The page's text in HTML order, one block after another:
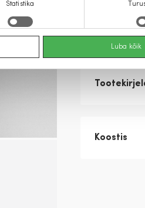
Statistika
Luba kõik
rohkem
Koostis